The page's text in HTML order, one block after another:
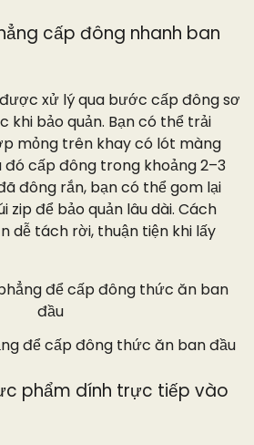
cấp đông nhanh ban
xử lý qua bước cấp đông sơ
khi bảo quản. Bạn có thể trải
mỏng trên khay có lót màng
cấp đông trong khoảng 2–3
đông rắn, bạn có thể gom lại
zip để bảo quản lâu dài. Cách
dễ tách rời, thuận tiện khi lấy
để cấp đông thức ăn ban đầu
phẩm dính trực tiếp vào